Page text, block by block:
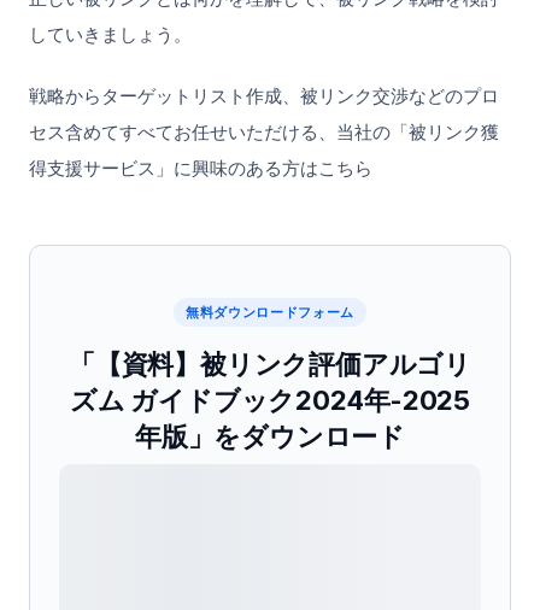
していきましょう。
戦略からターゲットリスト作成、被リンク交渉などのプロ
セス含めてすべてお任せいただける、当社の「被リンク獲
得支援サービス」に興味のある方はこちら
無料ダウンロードフォーム
「【資料】被リンク評価アルゴリ
ズム ガイドブック2024年-2025
年版」をダウンロード